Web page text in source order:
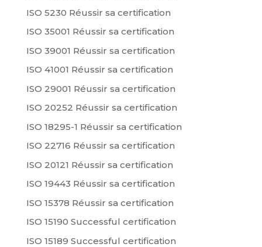
ISO 5230 Réussir sa certification
ISO 35001 Réussir sa certification
ISO 39001 Réussir sa certification
ISO 41001 Réussir sa certification
ISO 29001 Réussir sa certification
ISO 20252 Réussir sa certification
ISO 18295-1 Réussir sa certification
ISO 22716 Réussir sa certification
ISO 20121 Réussir sa certification
ISO 19443 Réussir sa certification
ISO 15378 Réussir sa certification
ISO 15190 Successful certification
ISO 15189 Successful certification